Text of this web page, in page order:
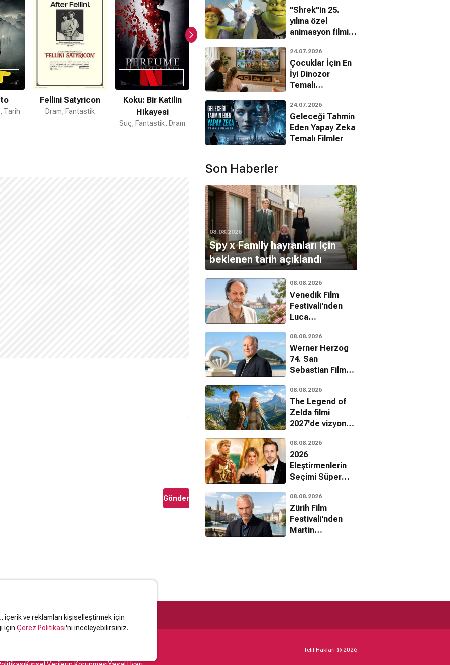
bulunmamaktadır.
Tarih
Fellini Satyricon
Dram, Fantastik
Koku: Bir Katilin
Hikayesi
Suç, Fantastik, Dram
Cannibal
Holocaust
Korku
Dram, Suç
Gönder
"Shrek"in 25.
yılına özel
animasyon filmin
24.07.2026
Çocuklar İçin En
İyi Dinozor
Temalı
Filmleri
24.07.2026
Geleceği Tahmin
Eden Yapay Zeka
Temalı Filmler
Son Haberler
08.08.2026
Spy x Family hayranları için
beklenen tarih açıklandı
08.08.2026
Venedik Film
Festivali'nden
Luca
onur ödülü
08.08.2026
Werner Herzog
74. San
Sebastian Film
ödülü alacak
08.08.2026
The Legend of
Zelda filmi
2027'de vizyona
08.08.2026
2026
Eleştirmenlerin
Seçimi Süper
sahiplerini buldu
08.08.2026
Zürih Film
Festivali'nden
Martin
içerik ve reklamları kişiselleştirmek için
için Çerez Politikası'nı inceleyebilirsiniz.
Telif Hakları © 2026